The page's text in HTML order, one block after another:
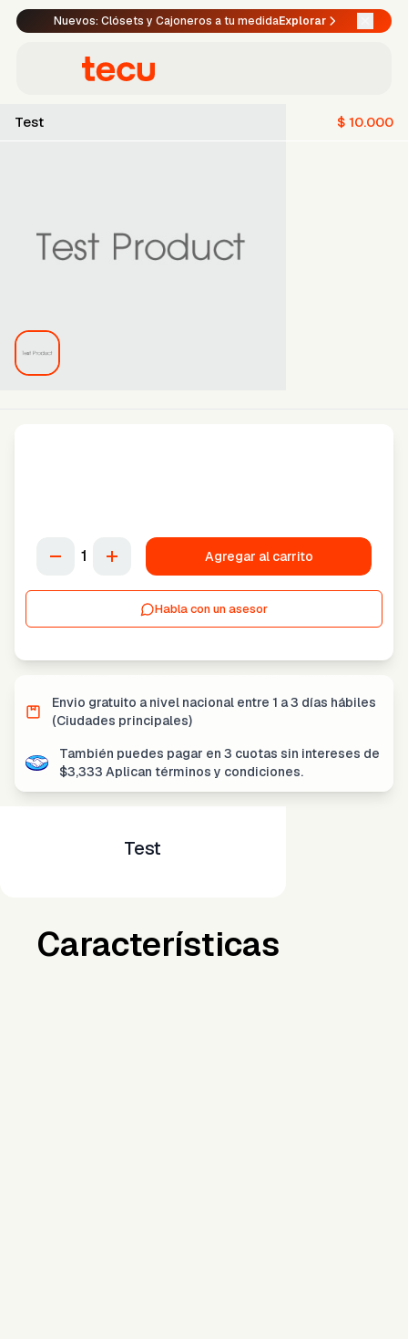
Nuevos: Clósets y Cajoneros a tu medidaExplorar
Test $ 10.000
1 Agregar al carrito
Habla con un asesor
Envio gratuito a nivel nacional entre 1 a 3 días hábiles
(Ciudades principales)
También puedes pagar en 3 cuotas sin intereses de
$3,333 Aplican términos y condiciones.
Test
Características